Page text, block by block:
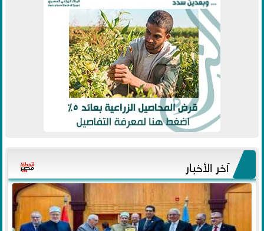
آخر الأخبار